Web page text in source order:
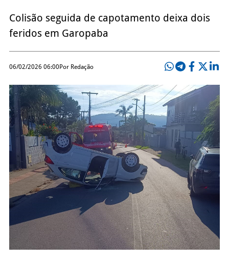
Colisão seguida de capotamento deixa dois
feridos em Garopaba
06/02/2026 06:00Por Redação